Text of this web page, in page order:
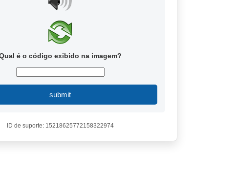
é o código exibido na imagem?
submit
ID de suporte: 15218625772158322974